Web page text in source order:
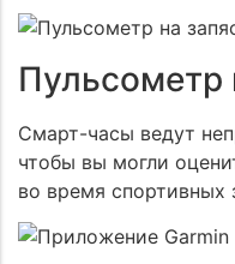
Пульсометр
Смарт-часы ведут
чтобы вы могли
во время спортивных